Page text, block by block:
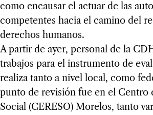
como encausar el actuar de las
competentes hacia el camino del
derechos humanos.
A partir de ayer, personal de la
trabajos para el instrumento de
realiza tanto a nivel local, como
punto de revisión fue en el Centro
Social (CERESO) Morelos, tanto